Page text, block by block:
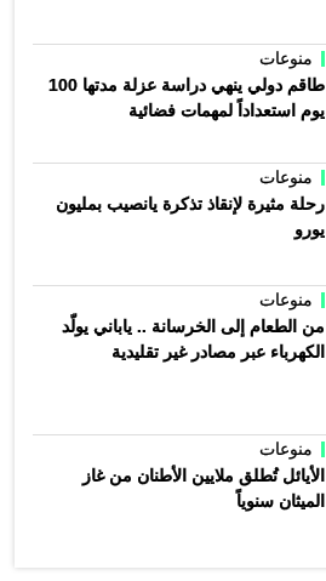
منوعات
طاقم دولي ينهي دراسة عزلة مدتها 100
يوم استعداداً لمهمات فضائية
منوعات
رحلة مثيرة لإنقاذ تذكرة يانصيب بمليون
يورو
منوعات
من الطعام إلى الخرسانة .. ياباني يولّد
الكهرباء عبر مصادر غير تقليدية
منوعات
الأيائل تُطلق ملايين الأطنان من غاز
الميثان سنوياً